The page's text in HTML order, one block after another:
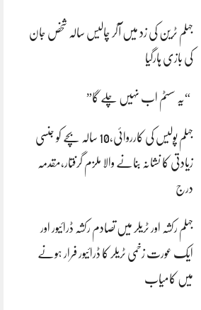
جہلم ٹرین کی زد میں آکر چالیس سالہ شخص جان
کی بازی ہارگیا
“یہ سسٹم اب نہیں چلے گا”
جہلم پولیس کی کارروائی،10 سالہ بچے کو جنسی
زیادتی کا نشانہ بنانے والا ملزم گرفتار،مقدمہ
درج
جہلم رکشہ اور ٹریلر میں تصادم رکشہ ڈرائیور اور
ایک عورت زخمی ٹریلر کا ڈرائیور فرار ہونے
میں کامیاب